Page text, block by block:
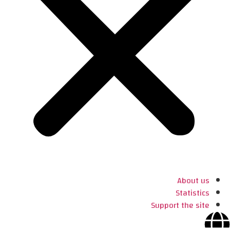
About us
Statistics
Support the site